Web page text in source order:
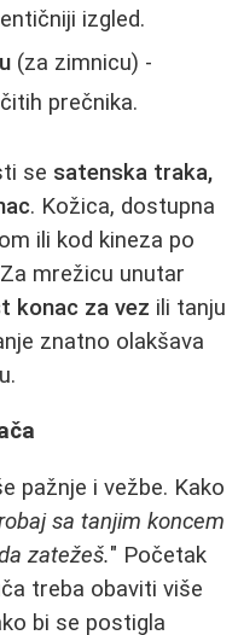
izgled.
(za zimnicu) -
prečnika.
se satenska traka,
. Kožica, dostupna
ili kod kineza po
mrežicu unutar
konac za vez ili tanju
znatno olakšava
pažnje i vežbe. Kako
sa tanjim koncem
zatežeš." Početak
treba obaviti više
bi se postigla